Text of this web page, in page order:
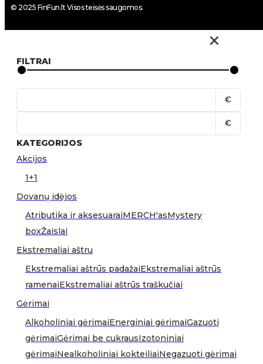
© 2025 FinFun.lt Visos teisės saugomos.
FILTRAI
€
€
KATEGORIJOS
Akcijos
1+1
Dovanų idėjos
Atributika ir aksesuaraiMERCH'asMystery
boxŽaislai
Ekstremaliai aštru
Ekstremaliai aštrūs padažaiEkstremaliai aštrūs
ramenaiEkstremaliai aštrūs traškučiai
Gėrimai
Alkoholiniai gėrimaiEnerginiai gėrimaiGazuoti
gėrimaiGėrimai be cukrausIzotoniniai
gėrimaiNealkoholiniai kokteiliaiNegazuoti gėrimai